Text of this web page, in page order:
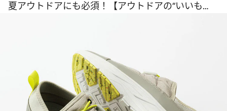
夏アウトドアにも必須！【アウトドアの“いいも